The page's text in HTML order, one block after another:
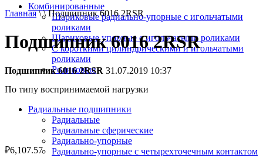
Комбинированные
Шариковые радиально-упорные с игольчатыми
роликами
Шариковые упорные с игольчатыми роликами
С короткими цилиндрическими и игольчатыми
роликами
Роликовые
По типу воспринимаемой нагрузки
Радиальные подшипники
Радиальные
Радиальные сферические
Радиально-упорные
Радиально-упорные с четырехточечным контактом
Главная\ \ Подшипник 6016 2RSR
Подшипник 6016 2RSR
Подшипник 6016 2RSR 31.07.2019 10:37
₽6,107.57